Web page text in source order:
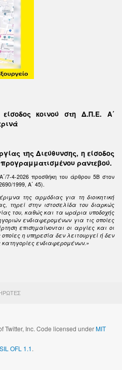
κοινού στη Δ.Π.Ε. Α΄
της Διεύθυνσης, η είσοδος
προγραμματισμένου ραντεβού.
7-4-2026 προσθήκη του άρθρου 5Β στον
1999, Α΄ 45).
της αρμόδιας για τη διοικητική
τηρεί στην ιστοσελίδα του διαρκώς
του, καθώς και τα ωράρια υποδοχής
ενδιαφερομένων για τις οποίες
επισημαίνονται οι αργίες και οι
η υπηρεσία δεν λειτουργεί ή δεν
κατηγορίες ενδιαφερομένων.»
Twitter, Inc. Code licensed underMIT
SIL OFL 1.1.